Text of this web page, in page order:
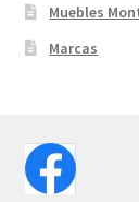
Muebles
Marcas